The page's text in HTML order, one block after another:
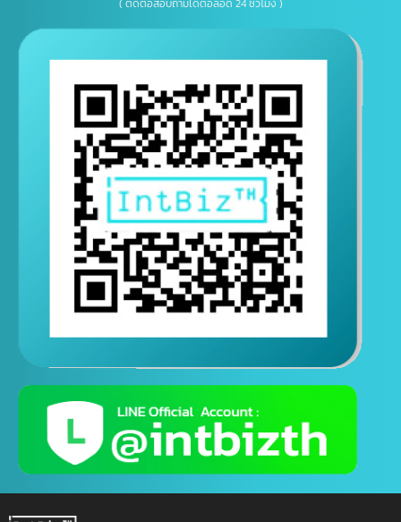
E-mail
ติดต่อสอบถามทางไลน์
( ติดต่อสอบถามได้ตอลอด 24 ชั่วโมง )